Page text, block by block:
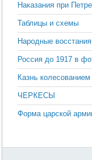
Наказания при
Таблицы и схемы
Народные
Россия до 1917 в
Казнь
ЧЕРКЕСЫ
Форма царской